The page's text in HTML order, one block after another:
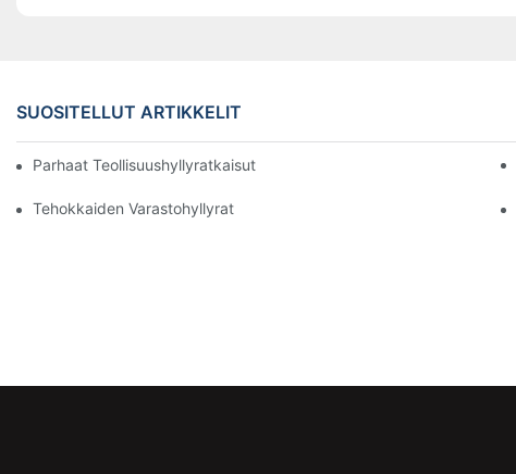
SUOSITELLUT ARTIKKELIT
Parhaat Teollisuushyllyratkaisut Tehokkaaseen Varastonhallintaan
Tehokkaiden Varastohyllyratkaisujen Tutkiminen Kaikille Toimialoille